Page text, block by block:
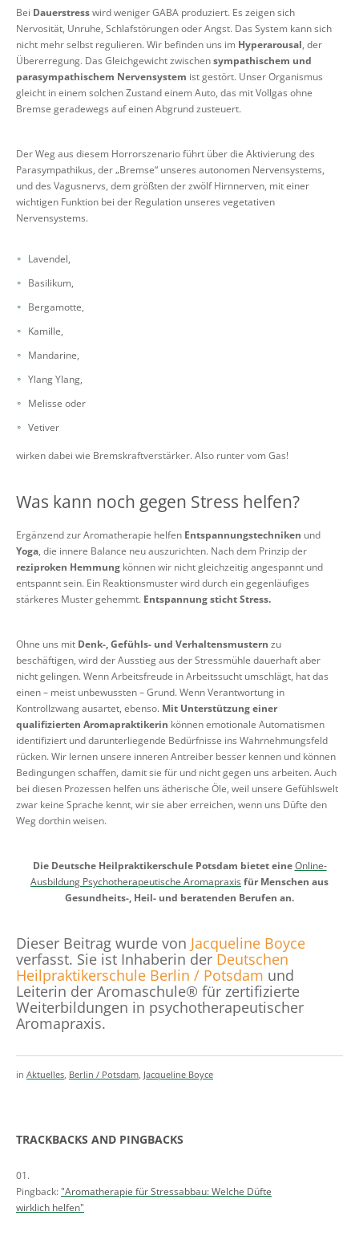
Bei Dauerstresswird weniger GABA produziert. Es zeigen sich
Nervosität, Unruhe, Schlafstörungen oder Angst. Das System kann sich
nicht mehr selbst regulieren. Wir befinden uns im Hyperarousal, der
Übererregung. Das Gleichgewicht zwischensympathischem und
parasympathischem Nervensystem ist gestört. Unser Organismus
gleicht in einem solchen Zustand einem Auto, das mit Vollgas ohne
Bremse geradewegs auf einen Abgrund zusteuert.
Der Weg aus diesem Horrorszenario führt über die Aktivierung des
Parasympathikus, der „Bremse“ unseres autonomen Nervensystems,
und des Vagusnervs, dem größten der zwölf Hirnnerven, mit einer
wichtigen Funktion bei der Regulation unseres vegetativen
Nervensystems.
Lavendel,
Basilikum,
Bergamotte,
Kamille,
Mandarine,
Ylang Ylang,
Melisse oder
Vetiver
wirken dabei wie Bremskraftverstärker. Also runter vom Gas!
Was kann noch gegen Stress helfen?
Ergänzend zur Aromatherapie helfen Entspannungstechniken und
Yoga, die innere Balance neu auszurichten. Nach dem Prinzip der
reziproken Hemmung können wir nicht gleichzeitig angespannt und
entspannt sein. Ein Reaktionsmuster wird durch ein gegenläufiges
stärkeres Muster gehemmt. Entspannung sticht Stress.
Ohne uns mit Denk-, Gefühls- und Verhaltensmustern zu
beschäftigen, wird der Ausstieg aus der Stressmühle dauerhaft aber
nicht gelingen. Wenn Arbeitsfreude in Arbeitssucht umschlägt, hat das
einen – meist unbewussten – Grund. Wenn Verantwortung in
Kontrollzwang ausartet, ebenso. Mit Unterstützung einer
qualifizierten Aromapraktikerin können emotionale Automatismen
identifiziert und darunterliegende Bedürfnisse ins Wahrnehmungsfeld
rücken. Wir lernen unsere inneren Antreiber besser kennen und können
Bedingungen schaffen, damit sie für und nicht gegen uns arbeiten. Auch
bei diesen Prozessen helfen uns ätherische Öle, weil unsere Gefühlswelt
zwar keine Sprache kennt, wir sie aber erreichen, wenn uns Düfte den
Weg dorthin weisen.
Die Deutsche Heilpraktikerschule Potsdam bietet eineOnline-
Ausbildung Psychotherapeutische Aromapraxis für Menschen aus
Gesundheits-, Heil- und beratenden Berufen an.
Dieser Beitrag wurde von Jacqueline Boyce
verfasst. Sie ist Inhaberin der Deutschen
Heilpraktikerschule Berlin / Potsdam und
Leiterin der Aromaschule® für zertifizierte
Weiterbildungen in psychotherapeutischer
Aromapraxis.
in Aktuelles Berlin / Potsdam Jacqueline Boyce
TRACKBACKS AND PINGBACKS
Pingback:"Aromatherapie für Stressabbau: Welche Düfte
wirklich helfen"